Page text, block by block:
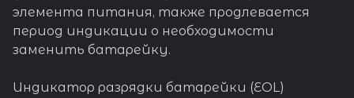
элемента питания, также продлевается
период индикации о необходимости
заменить батарейку.
Индикатор разрядки батарейки (EOL)